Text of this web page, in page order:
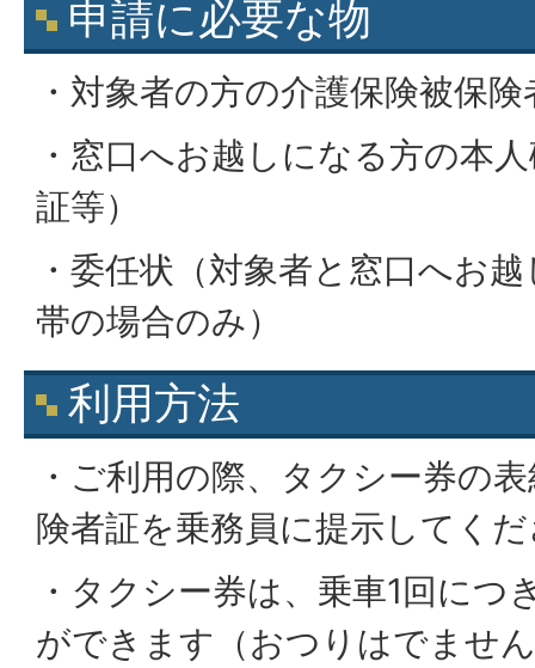
申請に必要な物
・対象者の方の介護保険被保険
・窓口へお越しになる方の本
証等）
・委任状（対象者と窓口へお
帯の場合のみ）
利用方法
・ご利用の際、タクシー券の
険者証を乗務員に提示してく
・タクシー券は、乗車1回につ
ができます（おつりはでませ